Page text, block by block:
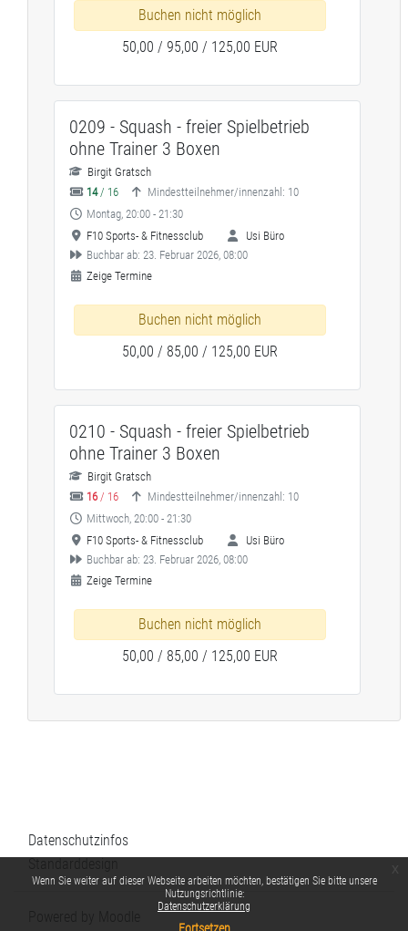
Wenn Sie weiter auf dieser Webseite arbeiten möchten, bestätigen Sie bitte unsere
Nutzungsrichtlinie:
Datenschutzerklärung
Buchen nicht möglich
50,00 / 95,00 / 125,00 EUR
0209 - Squash - freier Spielbetrieb
ohne Trainer 3 Boxen
Birgit Gratsch
14/ 16
Mindestteilnehmer/innenzahl: 10
Montag, 20:00 - 21:30
F10 Sports- & Fitnessclub
Usi Büro
Buchbar ab: 23. Februar 2026, 08:00
Zeige Termine
Buchen nicht möglich
50,00 / 85,00 / 125,00 EUR
0210 - Squash - freier Spielbetrieb
ohne Trainer 3 Boxen
Birgit Gratsch
16/ 16
Mindestteilnehmer/innenzahl: 10
Mittwoch, 20:00 - 21:30
F10 Sports- & Fitnessclub
Usi Büro
Buchbar ab: 23. Februar 2026, 08:00
Zeige Termine
Buchen nicht möglich
50,00 / 85,00 / 125,00 EUR
Datenschutzinfos